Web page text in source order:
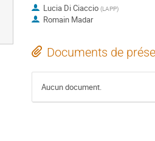
Lucia Di Ciaccio (LAPP)
Romain Madar
Documents de
Aucun document.